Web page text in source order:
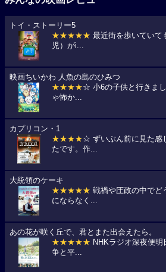
トイ・ストーリー5
★★★★★ 最近街を歩いていて
児）がi...
映画ちいかわ 人魚の島のひみつ
★★★★☆ 小6の子供と行きま
ゃ怖か...
カプリコン・1
★★★★☆ ずいぶん前に見た感
たです。作...
大統領のケーキ
★★★★★ 戦禍や圧政の中でど
にならなく...
あの花が咲く丘で、君とまた出会えたら。
★★★★★ NHKラジオ深夜便
争と平...